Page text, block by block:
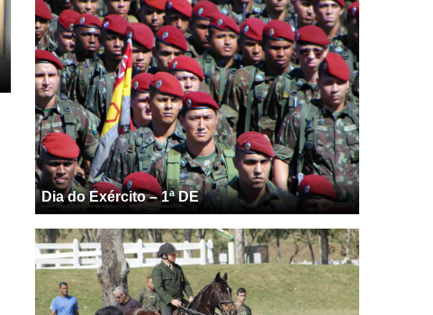
Dia do Exército – 1ª DE